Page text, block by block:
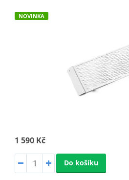
NOVINKA
1 590 Kč
Do košíku